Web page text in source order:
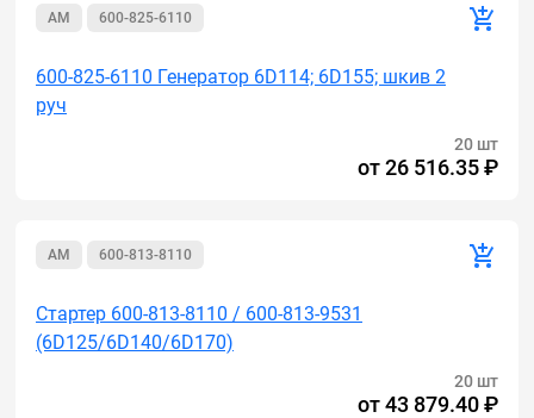
AM 600-825-6110
600-825-6110 Генератор 6D114; 6D155; шкив 2
руч
20 шт
от26 516.35 ₽
AM 600-813-8110
Стартер 600-813-8110 / 600-813-9531
(6D125/6D140/6D170)
20 шт
от43 879.40 ₽